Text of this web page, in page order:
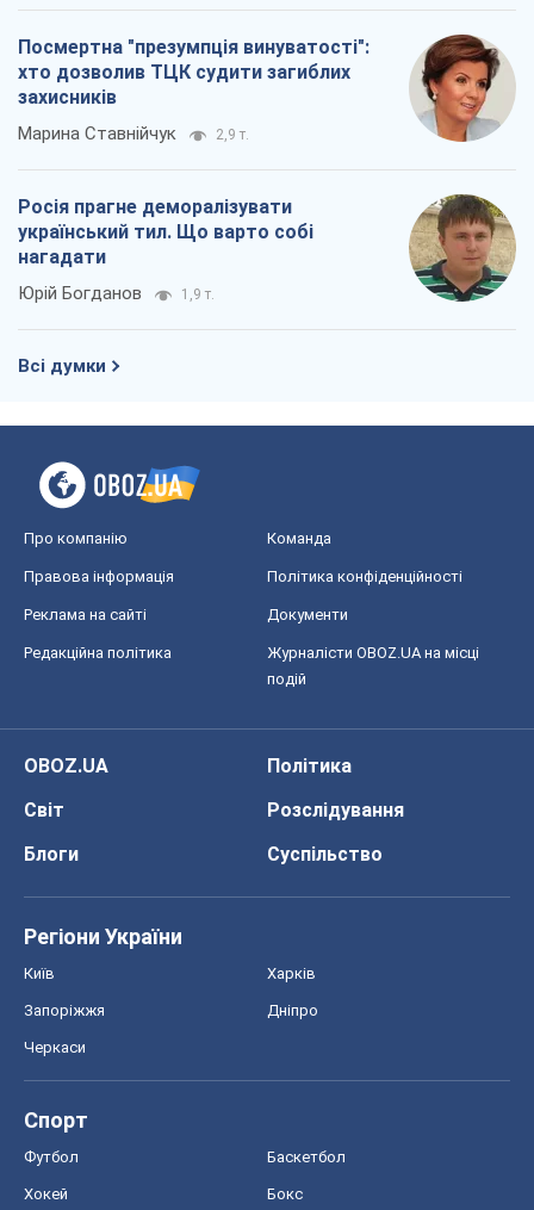
Посмертна "презумпція винуватості":
хто дозволив ТЦК судити загиблих
захисників
Марина Ставнійчук 2,9 т.
Росія прагне деморалізувати
український тил. Що варто собі
нагадати
Юрій Богданов 1,9 т.
Всі думки
Про компанію Команда
Правова інформація Політика конфіденційності
Реклама на сайті Документи
Редакційна політика
Журналісти OBOZ.UA на місці
подій
OBOZ.UA
Політика
Світ
Розслідування
Блоги
Суспільство
Регіони України
Київ Харків
Запоріжжя Дніпро
Черкаси
Спорт
Футбол Баскетбол
Хокей Бокс